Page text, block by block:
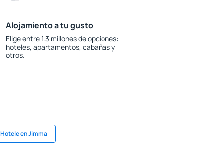
Alojamiento a tu gusto
Elige entre 1.3 millones de opciones:
hoteles, apartamentos, cabañas y
otros.
Hotele en Jimma